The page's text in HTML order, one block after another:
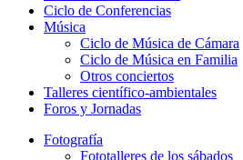
Ciclo de Conferencias
Música
Ciclo de Música de Cámara
Ciclo de Música en Familia
Otros conciertos
Talleres científico-ambientales
Foros y Jornadas
Fotografía
Fototalleres de los sábados